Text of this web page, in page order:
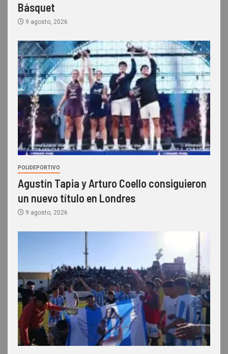
Básquet
9 agosto, 2026
POLIDEPORTIVO
Agustín Tapia y Arturo Coello consiguieron
un nuevo título en Londres
9 agosto, 2026